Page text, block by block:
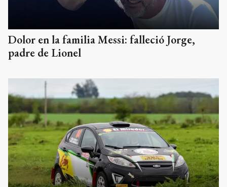
Dolor en la familia Messi: falleció Jorge,
padre de Lionel